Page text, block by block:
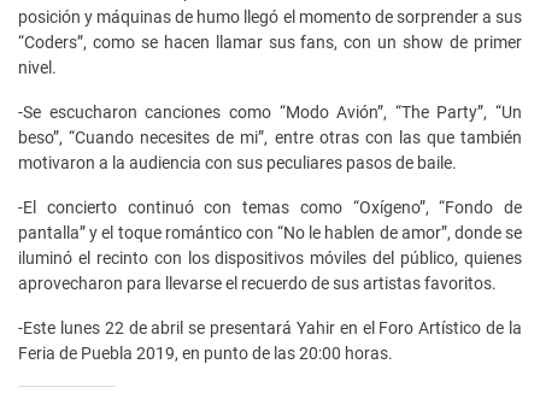
posición y máquinas de humo llegó el momento de sorprender a sus
“Coders”, como se hacen llamar sus fans, con un show de primer
nivel.
-Se escucharon canciones como “Modo Avión”, “The Party”, “Un
beso”, “Cuando necesites de mi”, entre otras con las que también
motivaron a la audiencia con sus peculiares pasos de baile.
-El concierto continuó con temas como “Oxígeno”, “Fondo de
pantalla” y el toque romántico con “No le hablen de amor”, donde se
iluminó el recinto con los dispositivos móviles del público, quienes
aprovecharon para llevarse el recuerdo de sus artistas favoritos.
-Este lunes 22 de abril se presentará Yahir en el Foro Artístico de la
Feria de Puebla 2019, en punto de las 20:00 horas.